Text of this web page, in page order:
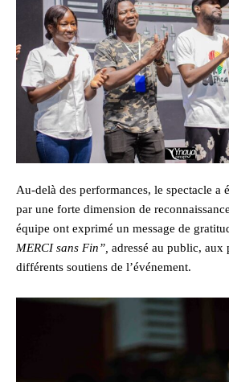
Au-delà des performances, le spectacle a
par une forte dimension de
équipe ont exprimé un message de
MERCI sans Fin”, adressé au public, aux
différents soutiens de l’événement.